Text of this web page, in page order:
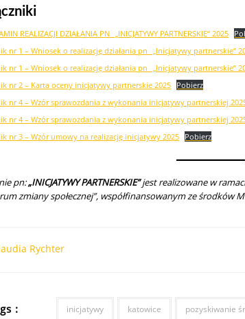
REALIZACJI DZIAŁANIA PN_ „INICJATYWY PARTNERSKIE” 2025
nr 1 – Wniosek o realizację działania pn_ „Inicjatywy partnerskie”
nr 1 – Wniosek o realizację działania pn_ „Inicjatywy partnerskie”
nr 2 – Karta oceny inicjatywy partnerskie 2025 Pobierz
nr 4 – Wzór sprawozdania z wykonania inicjatywy partnerskiej
nr 4 – Wzór sprawozdania z wykonania inicjatywy partnerskiej
nr 3 – Wzór umowy na realizację inicjatywy 2025 Pobierz
pn:„INICJATYWY PARTNERSKIE”jest realizowane w
zmiany społecznej”, współfinansowanym ze środków
Rychter
: inicjatywy katowice pozyskiwanie